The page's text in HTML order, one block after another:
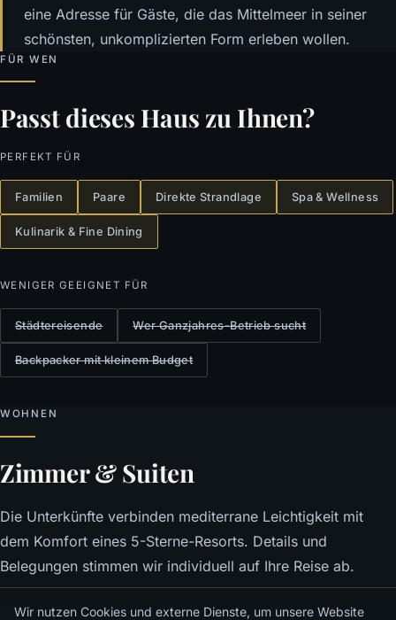
eine Adresse für Gäste, die das Mittelmeer in seiner
schönsten, unkomplizierten Form erleben wollen.
FÜR WEN
Passt dieses Haus zu Ihnen?
PERFEKT FÜR
Familien Paare Direkte Strandlage Spa & Wellness
Kulinarik & Fine Dining
WENIGER GEEIGNET FÜR
Städtereisende Wer Ganzjahres-Betrieb sucht
Backpacker mit kleinem Budget
WOHNEN
Zimmer & Suiten
Die Unterkünfte verbinden mediterrane Leichtigkeit mit
dem Komfort eines 5-Sterne-Resorts. Details und
Belegungen stimmen wir individuell auf Ihre Reise ab.
Wir nutzen Cookies und externe Dienste, um unsere Website